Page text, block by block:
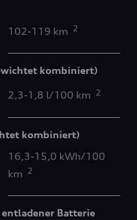
102-119 km 2
kombiniert)
2,3-1,8 l/100 km 2
kombiniert)
16,3-15,0 kWh/100
km
2
Batterie